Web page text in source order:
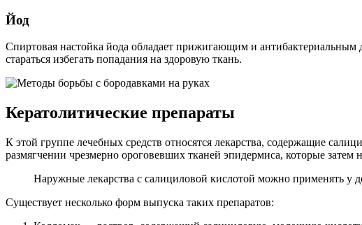
Йод
Спиртовая настойка йода обладает прижигающим и
стараться избегать попадания на здоровую ткань.
Кератолитические препараты
К этой группе лечебных средств относятся лекарства, содержащие
размягчении чрезмерно ороговевших тканей эпидермиса, которые
Наружные лекарства с салициловой кислотой можно применять у
Существует несколько форм выпуска таких препаратов: